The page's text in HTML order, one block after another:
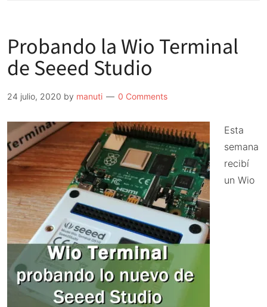
Compute
Module
4
Probando la Wio Terminal
de Seeed Studio
24 julio, 2020 by manuti 0 Comments
Esta
semana
recibí
un Wio